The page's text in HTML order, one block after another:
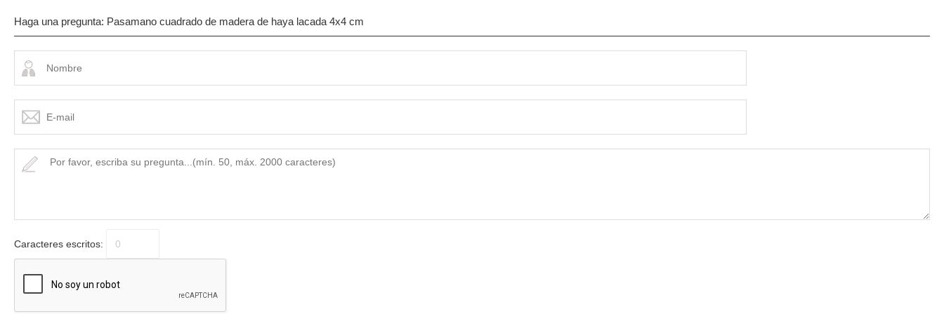
Haga una pregunta: Pasamano cuadrado de madera de haya lacada 4x4 cm
Caracteres escritos: